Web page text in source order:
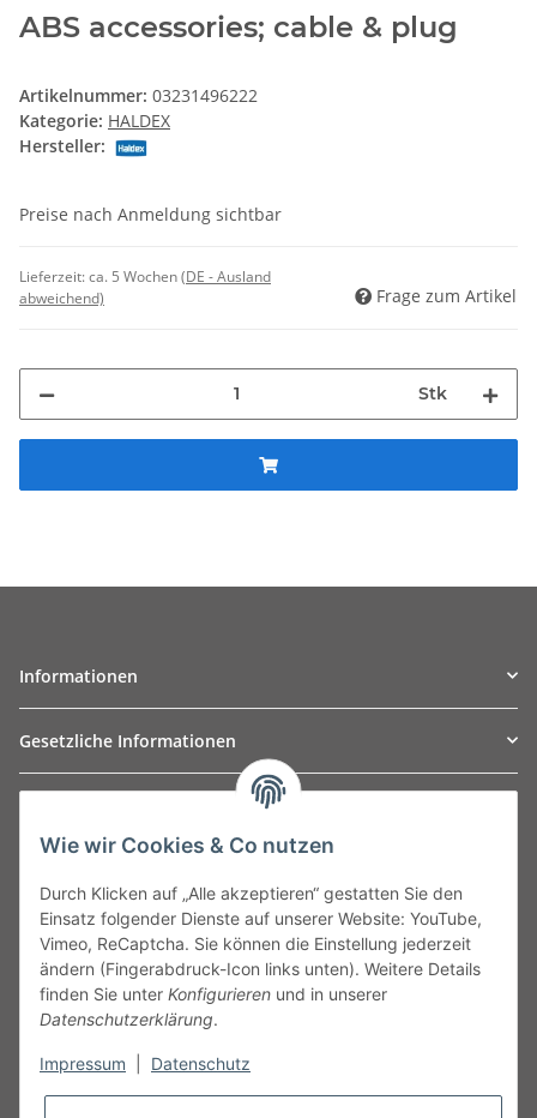
ABS accessories; cable & plug
Artikelnummer: 03231496222
Kategorie: HALDEX
Hersteller:
Preise nach Anmeldung sichtbar
Lieferzeit:ca. 5 Wochen(DE - Ausland
abweichend)
Frage zum Artikel
Stk
Informationen
Gesetzliche Informationen
Leibnizstraße 2a
Germany
Phone:+49 40 5287270
Fax:+49 40 5281050
Email:sales@tow-automotive.de
Wie wir Cookies & Co nutzen
Durch Klicken auf „Alle akzeptieren“ gestatten Sie den
Einsatz folgender Dienste auf unserer Website: YouTube,
Vimeo, ReCaptcha. Sie können die Einstellung jederzeit
ändern (Fingerabdruck-Icon links unten). Weitere Details
finden Sie unter Konfigurieren und in unserer
Datenschutzerklärung.
Impressum Datenschutz